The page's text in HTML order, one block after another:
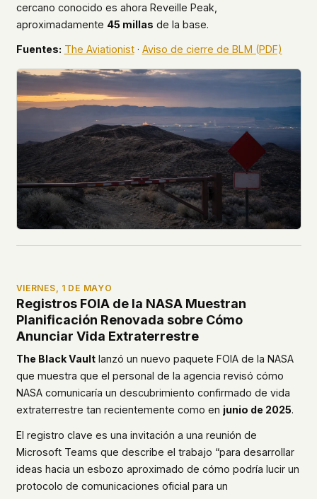
cercano conocido es ahora Reveille Peak,
aproximadamente 45 millas de la base.
Fuentes: The Aviationist· Aviso de cierre de BLM (PDF)
VIERNES, 1 DE MAYO
Registros FOIA de la NASA Muestran
Planificación Renovada sobre Cómo
Anunciar Vida Extraterrestre
The Black Vaultlanzó un nuevo paquete FOIA de la NASA
que muestra que el personal de la agencia revisó cómo
NASA comunicaría un descubrimiento confirmado de vida
extraterrestre tan recientemente como en junio de 2025.
El registro clave es una invitación a una reunión de
Microsoft Teams que describe el trabajo “para desarrollar
ideas hacia un esbozo aproximado de cómo podría lucir un
protocolo de comunicaciones oficial para un